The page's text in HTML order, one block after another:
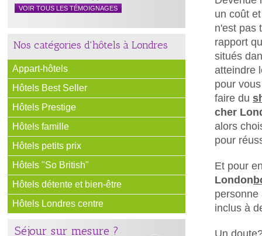
un coût
n'est pas
rapport
situés
atteindre
pour
faire du
cher
alors
pour
Et pour
London
personne
inclus à
Un
VOIR TOUS LES TÉMOIGNAGES
Nos catégories d'hôtels à Londres
Appart-hôtels
Hôtels Best Seller
Hôtels Prestige
Hôtels famille
Hôtels petits prix
Hôtels "So British"
Hôtels détente et bien-être
Hôtels Londres centre
Séjour sur mesure ?